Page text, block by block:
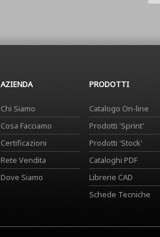
AZIENDA
Chi Siamo
Cosa Facciamo
Certificazioni
Rete Vendita
Dove Siamo
PRODOTTI
Catalogo On-line
Prodotti 'Sprint'
Prodotti 'Stock'
Cataloghi PDF
Librerie CAD
Schede Tecniche